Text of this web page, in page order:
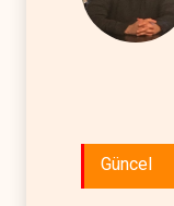
Güncel